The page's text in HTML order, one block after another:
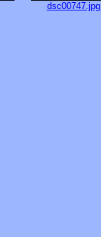
dsc00747.jpg